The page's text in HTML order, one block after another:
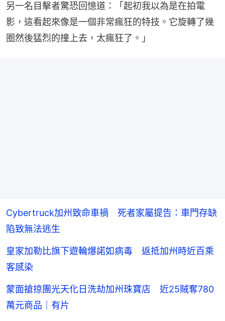
另一名目擊者驚恐回憶道：「起初我以為是在拍電
影，這看起來像是一個非常瘋狂的特技。它旋轉了幾
圈然後猛烈的撞上去，太瘋狂了。」
Cyber​​truck加州致命車禍 死者家屬提告：車門存缺
陷致無法逃生
皇家加勒比旗下遊輪爆諾如病毒 返抵加州時近百乘
客感染
蒙面搶掠團光天化日洗劫加州珠寶店 近25賊奪780
萬元商品｜有片